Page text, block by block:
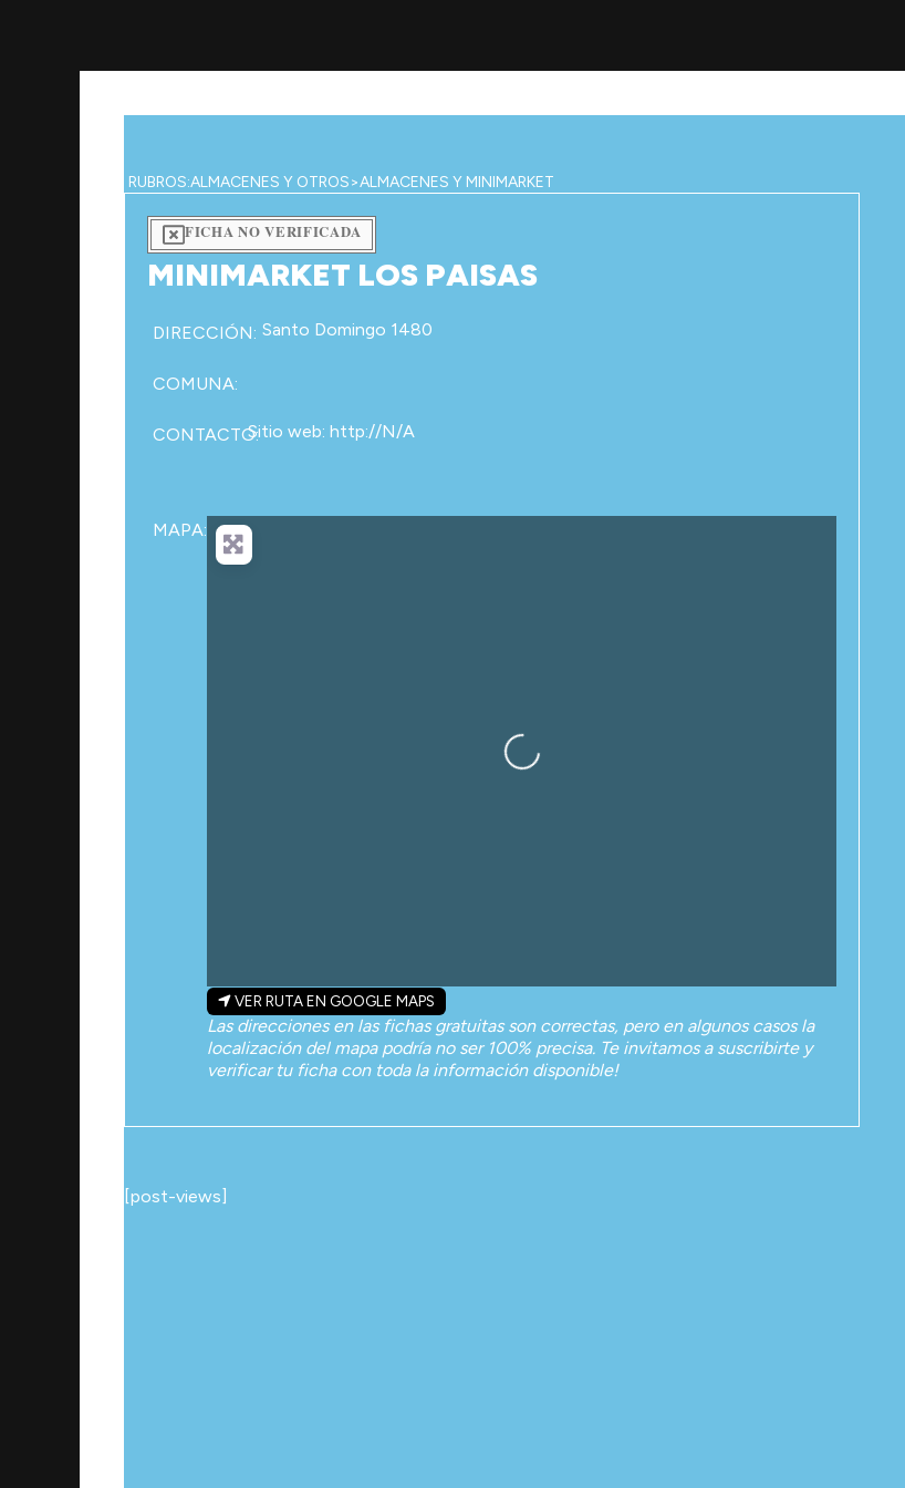
contenido
RUBROS:ALMACENES Y OTROS>ALMACENES Y MINIMARKET
FICHA NO VERIFICADA
MINIMARKET LOS PAISAS
DIRECCIÓN: Santo Domingo 1480
COMUNA:
CONTACTO:Sitio web: http://N/A
MAPA:
Cargando…
VER RUTA EN GOOGLE MAPS
Las direcciones en las fichas gratuitas son correctas, pero en algunos casos la
localización del mapa podría no ser 100% precisa. Te invitamos a suscribirte y
verificar tu ficha con toda la información disponible!
[post-views]